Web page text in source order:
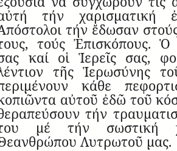
τήν χαρισματική
τήν ἔδωσαν
τούς Ἐπισκόπους. Ὁ
καί οἱ Ἱερεῖς σας,
τῆς Ἱερωσύνης
κάθε
αὐτοῦ ἐδῶ τοῦ
τήν
μέ τήν σωστική
Λυτρωτοῦ μας.